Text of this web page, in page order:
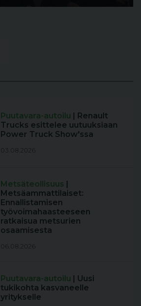
Puutavara-autoilu | Renault
Trucks esittelee uutuuksiaan
Power Truck Show'ssa
03.08.2026
Metsäteollisuus |
Metsäammattilaiset:
Ennallistamisen
työvoimahaasteeseen
ratkaisua metsurien
osaamisesta
06.08.2026
Puutavara-autoilu | Uusi
tukikohta kasvaneelle
yritykselle